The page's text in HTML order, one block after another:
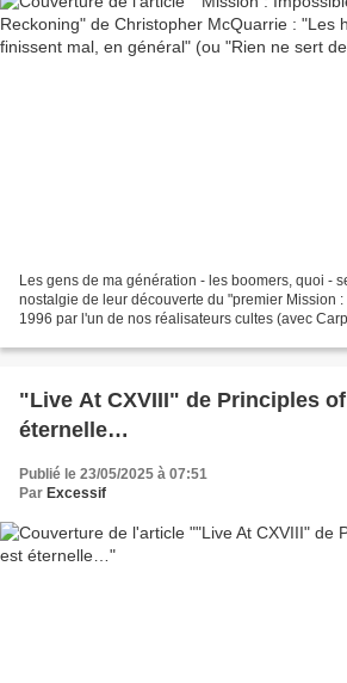
Les gens de ma génération - les boomers, quoi -
nostalgie de leur découverte du "premier Mission
1996 par l'un de nos réalisateurs cultes (avec
"Live At CXVIII" de Principles
éternelle…
Publié le 23/05/2025 à 07:51
Par Excessif